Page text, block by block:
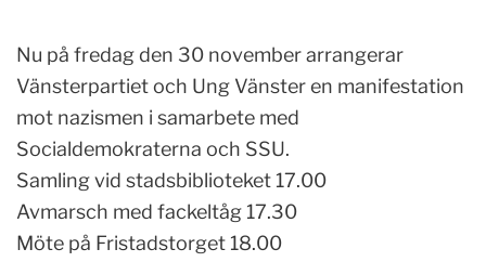
Nu på fredag den 30 november arrangerar
Vänsterpartiet och Ung Vänster en manifestation
mot nazismen i samarbete med
Socialdemokraterna och SSU.
Samling vid stadsbiblioteket 17.00
Avmarsch med fackeltåg 17.30
Möte på Fristadstorget 18.00